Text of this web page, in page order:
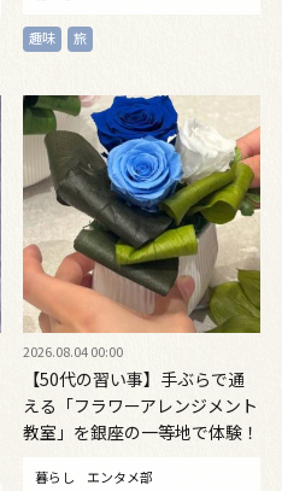
趣味 旅
2026.08.04 00:00
【50代の習い事】手ぶらで通
える「フラワーアレンジメント
教室」を銀座の一等地で体験！
暮らし エンタメ部